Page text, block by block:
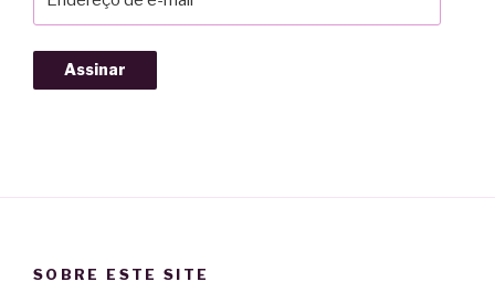
mailAssinar
SOBRE ESTE SITE